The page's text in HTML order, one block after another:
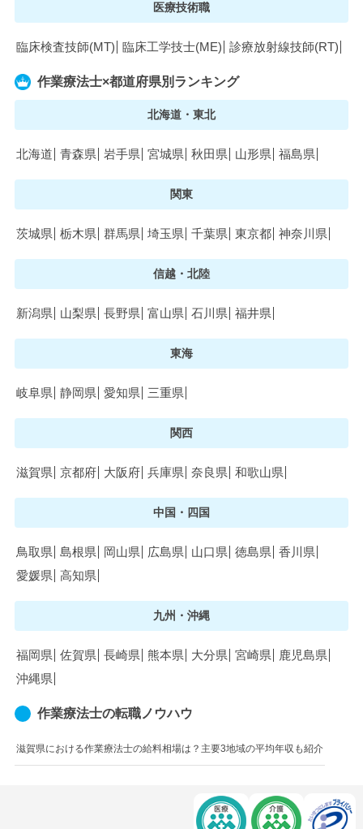
医療技術職
臨床検査技師(MT) 臨床工学技士(ME) 診療放射線技師(RT)
作業療法士×都道府県別ランキング
北海道・東北
北海道 青森県 岩手県 宮城県 秋田県 山形県 福島県
関東
茨城県 栃木県 群馬県 埼玉県 千葉県 東京都 神奈川県
信越・北陸
新潟県 山梨県 長野県 富山県 石川県 福井県
東海
岐阜県 静岡県 愛知県 三重県
関西
滋賀県 京都府 大阪府 兵庫県 奈良県 和歌山県
中国・四国
鳥取県 島根県 岡山県 広島県 山口県 徳島県 香川県
愛媛県 高知県
九州・沖縄
福岡県 佐賀県 長崎県 熊本県 大分県 宮崎県
鹿児島県
沖縄県
作業療法士の転職ノウハウ
滋賀県における作業療法士の給料相場は？主要3地域の平均年収も紹介